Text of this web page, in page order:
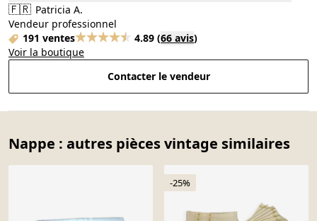
🇫🇷 Patricia A.
Vendeur professionnel
191 ventes
4.89 (66 avis)
Voir la boutique
Contacter le vendeur
Nappe : autres pièces vintage similaires
-25%